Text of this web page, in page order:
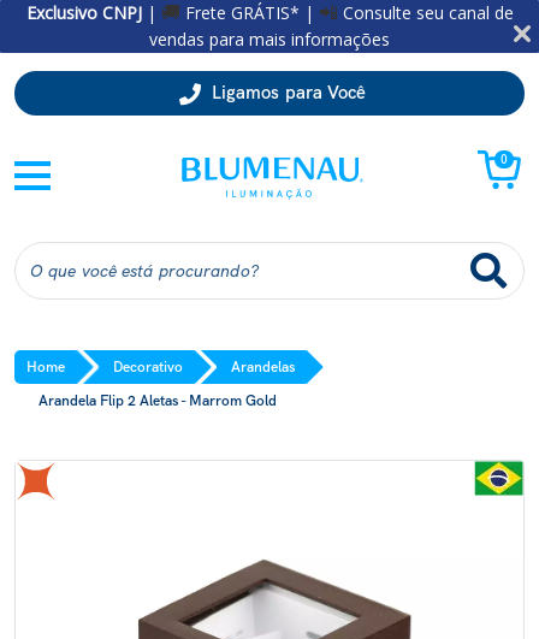
Exclusivo CNPJ | 🚚 Frete GRÁTIS* | 📲 Consulte seu canal de
vendas para mais informações
Ligamos para Você
0
Home Decorativo
Arandelas
Arandela Flip 2 Aletas - Marrom Gold